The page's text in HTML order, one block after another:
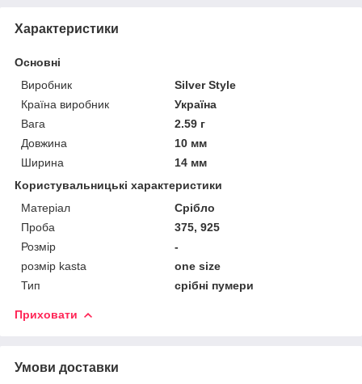
Характеристики
Основні
Виробник
Silver Style
Країна виробник
Україна
Вага
2.59 г
Довжина
10 мм
Ширина
14 мм
Користувальницькі характеристики
Матеріал
Срібло
Проба
375, 925
Розмір
-
розмір kasta
one size
Тип
срібні пумери
Приховати
Умови доставки